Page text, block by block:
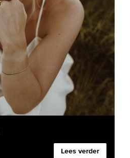
Lees verder